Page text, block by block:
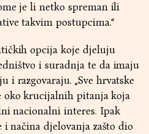
je li netko spreman ili
takvim postupcima.“
opcija koje djeluju
i suradnja te da imaju
i razgovaraju. „Sve hrvatske
oko krucijalnih pitanja koja
nacionalni interes. Ipak
načina djelovanja zašto dio